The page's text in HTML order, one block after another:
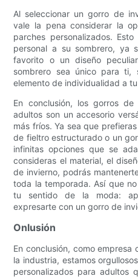
Al seleccionar un gorro de
vale la pena considerar la
parches personalizados.
personal a su sombrero, ya
favorito o un diseño
sombrero sea único para ti,
elemento de individualidad a
En conclusión, los gorros de
adultos son un accesorio
más fríos. Ya sea que
de fieltro estructurado o un
infinitas opciones que se
consideras el material, el
de invierno, podrás
toda la temporada. Así que
tu sentido de la moda:
expresarte con un gorro de
Onlusión
En conclusión, como empresa
la industria, estamos
personalizados para adultos